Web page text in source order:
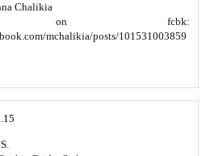
Chalikia
on fcbk:
mchalikia/posts/101531003859